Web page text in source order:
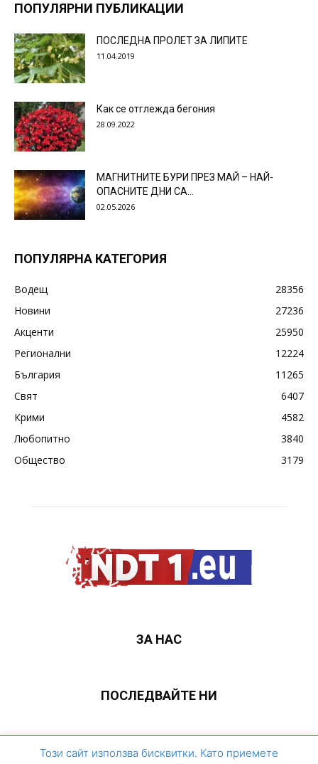
ПОПУЛЯРНИ ПУБЛИКАЦИИ
ПОСЛЕДНА ПРОЛЕТ ЗА ЛИПИТЕ
11.04.2019
Как се отглежда бегония
28.09.2022
МАГНИТНИТЕ БУРИ ПРЕЗ МАЙ – НАЙ-
ОПАСНИТЕ ДНИ СА…
02.05.2026
ПОПУЛЯРНА КАТЕГОРИЯ
Водещ
28356
Новини
27236
Акценти
25950
Регионални
12224
България
11265
Свят
6407
Крими
4582
Любопитно
3840
Общество
3179
ЗА НАС
ПОСЛЕДВАЙТЕ НИ
ЗА НАС Контакти Архивен сайт
Този сайт използва бисквитки. Като приемете